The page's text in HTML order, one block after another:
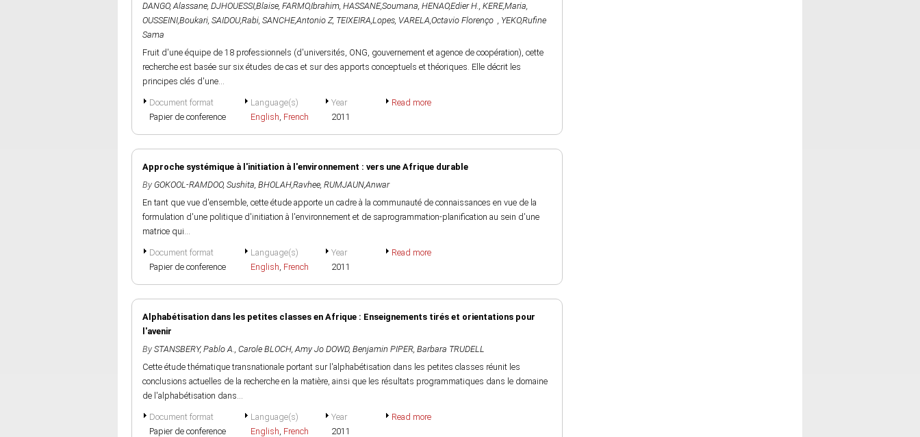
DANGO, Alassane, DJHOUESSI,Blaise, FARMO,Ibrahim, HASSANE,Soumana, HENAO,Edier H., KERE,Maria,
OUSSEINI,Boukari, SAIDOU,Rabi, SANCHE,Antonio Z, TEIXEIRA,Lopes, VARELA,Octavio Florenço , YEKO,Rufine
Sama
Fruit d'une équipe de 18 professionnels (d'universités, ONG, gouvernement et agence de coopération), cette
recherche est basée sur six études de cas et sur des apports conceptuels et théoriques. Elle décrit les
principes clés d'une...
Document format
Papier de conference
Language(s)
English, French
Year
2011
Read more
Approche systémique à l'initiation à l'environnement : vers une Afrique durable
By GOKOOL-RAMDOO, Sushita, BHOLAH,Ravhee, RUMJAUN,Anwar
En tant que vue d'ensemble, cette étude apporte un cadre à la communauté de connaissances en vue de la
formulation d'une politique d'initiation à l'environnement et de saprogrammation-planification au sein d'une
matrice qui...
Document format
Papier de conference
Language(s)
English, French
Year
2011
Read more
Alphabétisation dans les petites classes en Afrique : Enseignements tirés et orientations pour
l'avenir
By STANSBERY, Pablo A., Carole BLOCH,Amy Jo DOWD, Benjamin PIPER, Barbara TRUDELL
Cette étude thématique transnationale portant sur l'alphabétisation dans les petites classes réunit les
conclusions actuelles de la recherche en la matière, ainsi que les résultats programmatiques dans le domaine
de l'alphabétisation dans...
Document format
Papier de conference
Language(s)
English, French
Year
2011
Read more